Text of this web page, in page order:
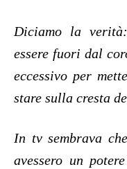
Diciamo la
essere fuori dal
eccessivo per
stare sulla cresta
In tv sembrava
avessero un